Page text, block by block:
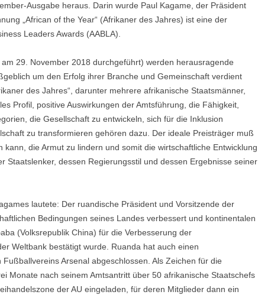
Ausgabe heraus. Darin wurde Paul Kagame, der Präsident
„African of the Year“ (Afrikaner des Jahres) ist eine der
Leaders Awards (AABLA).
29. November 2018 durchgeführt) werden herausragende
um den Erfolg ihrer Branche und Gemeinschaft verdient
des Jahres“, darunter mehrere afrikanische Staatsmänner,
Profil, positive Auswirkungen der Amtsführung, die Fähigkeit,
die Gesellschaft zu entwickeln, sich für die Inklusion
zu transformieren gehören dazu. Der ideale Preisträger muß
die Armut zu lindern und somit die wirtschaftliche Entwicklung
Staatslenker, dessen Regierungsstil und dessen Ergebnisse seiner
lautete: Der ruandische Präsident und Vorsitzende der
Bedingungen seines Landes verbessert und kontinentalen
(Volksrepublik China) für die Verbesserung der
Weltbank bestätigt wurde. Ruanda hat auch einen
Arsenal abgeschlossen. Als Zeichen für die
Monate nach seinem Amtsantritt über 50 afrikanische Staatschefs
der AU eingeladen, für deren Mitglieder dann ein